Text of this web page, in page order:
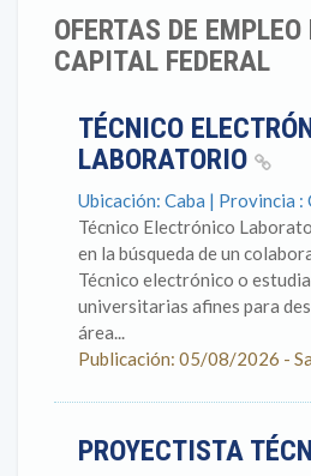
OFERTAS DE EMPLEO
CAPITAL FEDERAL
TÉCNICO
LABORATORIO
Ubicación: Caba | Provincia :
Técnico Electrónico
en la búsqueda de un
Técnico electrónico o
universitarias afines para
área...
Publicación: 05/08/2026 -
PROYECTISTA